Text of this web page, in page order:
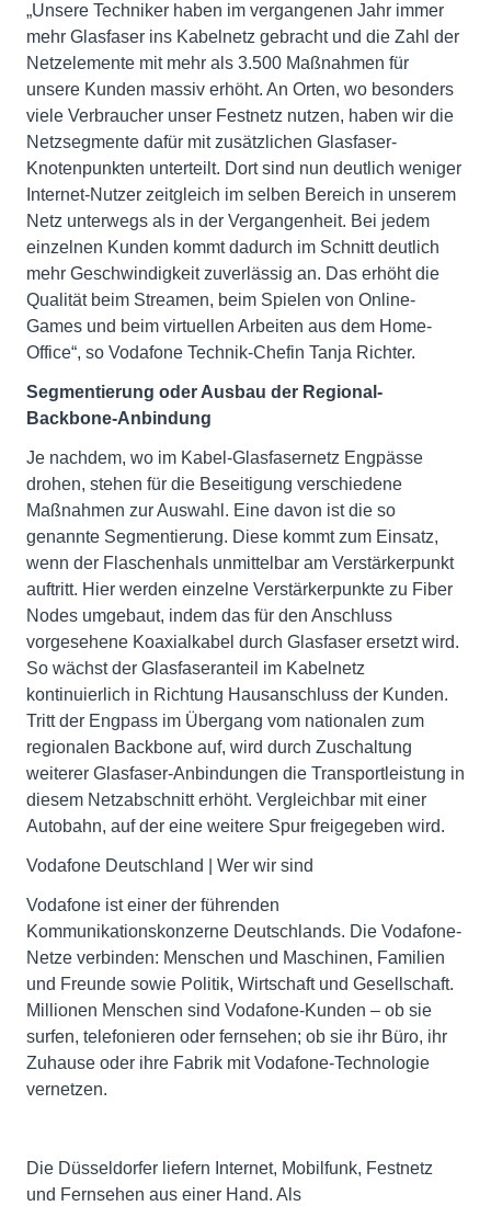
„Unsere Techniker haben im vergangenen Jahr immer
mehr Glasfaser ins Kabelnetz gebracht und die Zahl der
Netzelemente mit mehr als 3.500 Maßnahmen für
unsere Kunden massiv erhöht. An Orten, wo besonders
viele Verbraucher unser Festnetz nutzen, haben wir die
Netzsegmente dafür mit zusätzlichen Glasfaser-
Knotenpunkten unterteilt. Dort sind nun deutlich weniger
Internet-Nutzer zeitgleich im selben Bereich in unserem
Netz unterwegs als in der Vergangenheit. Bei jedem
einzelnen Kunden kommt dadurch im Schnitt deutlich
mehr Geschwindigkeit zuverlässig an. Das erhöht die
Qualität beim Streamen, beim Spielen von Online-
Games und beim virtuellen Arbeiten aus dem Home-
Office“, so Vodafone Technik-Chefin Tanja Richter.
Segmentierung oder Ausbau der Regional-
Backbone-Anbindung
Je nachdem, wo im Kabel-Glasfasernetz Engpässe
drohen, stehen für die Beseitigung verschiedene
Maßnahmen zur Auswahl. Eine davon ist die so
genannte Segmentierung. Diese kommt zum Einsatz,
wenn der Flaschenhals unmittelbar am Verstärkerpunkt
auftritt. Hier werden einzelne Verstärkerpunkte zu Fiber
Nodes umgebaut, indem das für den Anschluss
vorgesehene Koaxialkabel durch Glasfaser ersetzt wird.
So wächst der Glasfaseranteil im Kabelnetz
kontinuierlich in Richtung Hausanschluss der Kunden.
Tritt der Engpass im Übergang vom nationalen zum
regionalen Backbone auf, wird durch Zuschaltung
weiterer Glasfaser-Anbindungen die Transportleistung in
diesem Netzabschnitt erhöht. Vergleichbar mit einer
Autobahn, auf der eine weitere Spur freigegeben wird.
Vodafone Deutschland | Wer wir sind
Vodafone ist einer der führenden
Kommunikationskonzerne Deutschlands. Die Vodafone-
Netze verbinden: Menschen und Maschinen, Familien
und Freunde sowie Politik, Wirtschaft und Gesellschaft.
Millionen Menschen sind Vodafone-Kunden – ob sie
surfen, telefonieren oder fernsehen; ob sie ihr Büro, ihr
Zuhause oder ihre Fabrik mit Vodafone-Technologie
vernetzen.
Die Düsseldorfer liefern Internet, Mobilfunk, Festnetz
und Fernsehen aus einer Hand. Als